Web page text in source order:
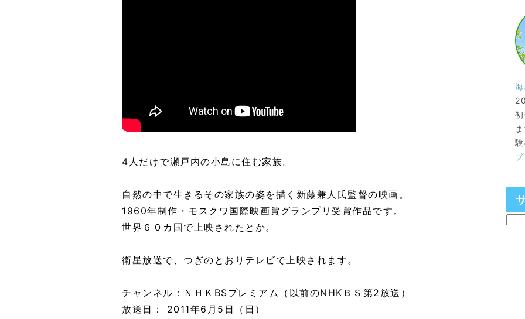
4人だけで瀬戸内の小島に住む家族。
自然の中で生きるその家族の姿を描く新藤兼人氏監督の映画。
1960年制作・モスクワ国際映画賞グランプリ受賞作品です。
世界６０カ国で上映されたとか。
衛星放送で、つぎのとおりテレビで上映されます。
チャンネル：ＮＨＫBSプレミアム（以前のNHKＢＳ第2放送）
放送日： 2011年6月5日（日）